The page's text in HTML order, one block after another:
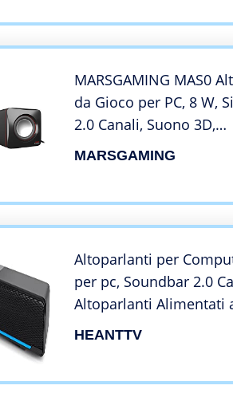
MARSGAMING MAS0
da Gioco per PC, 8 W,
2.0 Canali, Suono 3D,
Alimentazione USB,
MARSGAMING
Altoparlanti per
per pc, Soundbar 2.0
Altoparlanti Alimentati
con Potente Stereo, 3,5
HEANTTV